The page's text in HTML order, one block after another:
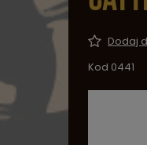
Dodaj
Kod 0441